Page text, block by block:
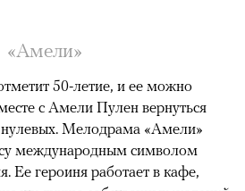
«Амели»
50-летие, и ее можно
с Амели Пулен вернуться
Мелодрама «Амели»
международным символом
Ее героиня работает в кафе,